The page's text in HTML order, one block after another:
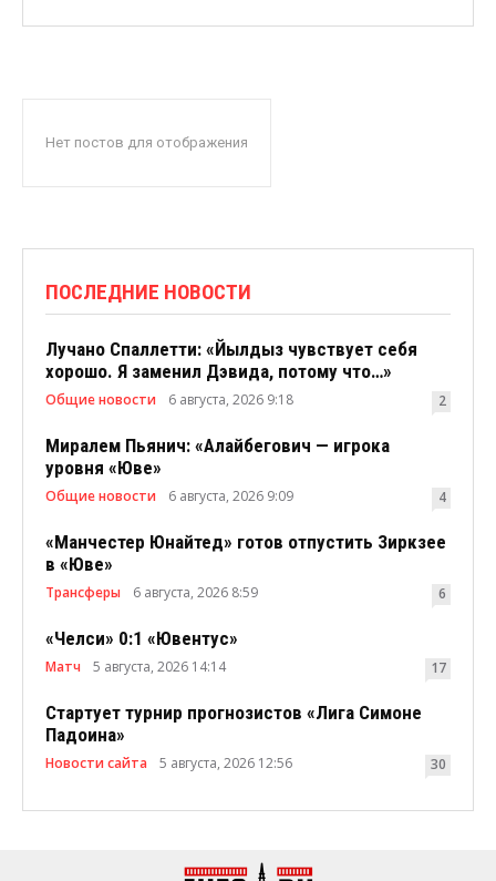
Нет постов для отображения
ПОСЛЕДНИЕ НОВОСТИ
Лучано Спаллетти: «Йылдыз чувствует себя
хорошо. Я заменил Дэвида, потому что…»
Общие новости 6 августа, 2026 9:18 2
Миралем Пьянич: «Алайбегович — игрока
уровня «Юве»
Общие новости 6 августа, 2026 9:09 4
«Манчестер Юнайтед» готов отпустить Зиркзее
в «Юве»
Трансферы 6 августа, 2026 8:59 6
«Челси» 0:1 «Ювентус»
Матч 5 августа, 2026 14:14 17
Стартует турнир прогнозистов «Лига Симоне
Падоина»
Новости сайта 5 августа, 2026 12:56 30